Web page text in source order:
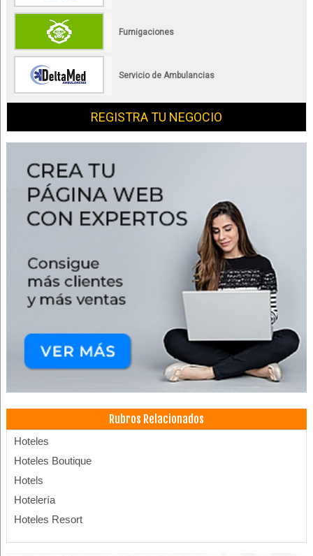
Fumigaciones
Servicio de Ambulancias
REGISTRA TU NEGOCIO
Rubros Relacionados
Hoteles
Hoteles Boutique
Hotels
Hotelería
Hoteles Resort